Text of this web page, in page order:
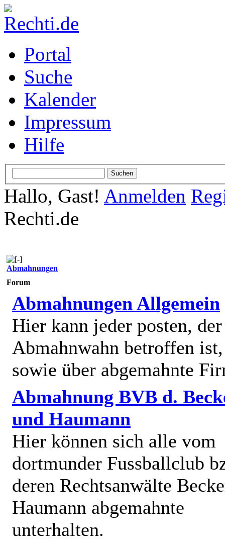
Portal
Suche
Kalender
Impressum
Hilfe
Hallo, Gast! Anmelden
Rechti.de
Abmahnungen
Forum
Abmahnungen Allgemein
Hier kann jeder posten,
Abmahnwahn betroffen ist,
sowie über abgemahnte
Abmahnung BVB d.
und Haumann
Hier können sich alle vom
dortmunder Fussballclub
deren Rechtsanwälte
Haumann abgemahnte
unterhalten.